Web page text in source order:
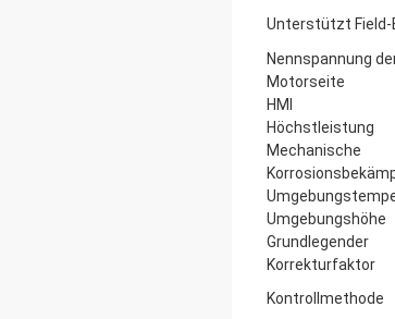
Unterstützt Field-
Nennspannung
Motorseite
HMI
Höchstleistung
Mechanische
Umgebungshöhe
Grundlegender
Korrekturfaktor
Kontrollmethode